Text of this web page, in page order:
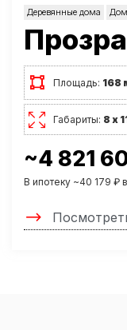
Деревянные дома
Площадь: 168
Габариты: 8 х
~4 821
В ипотеку ~40 179 ₽